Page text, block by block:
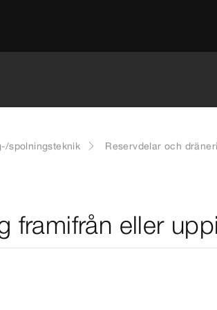
spolningsteknik Reservdelar och
framifrån eller